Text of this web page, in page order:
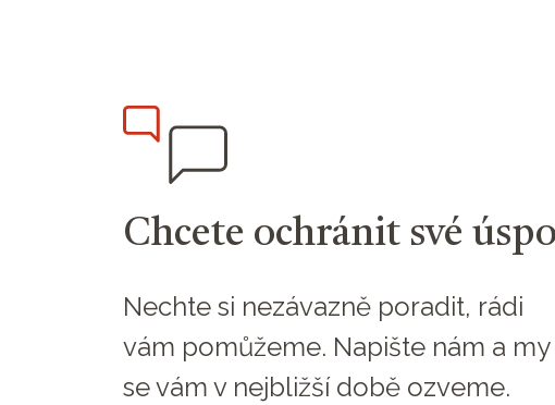
Chcete ochránit své
Nechte si nezávazně poradit, rádi
vám pomůžeme. Napište nám a my
se vám v nejbližší době ozveme.